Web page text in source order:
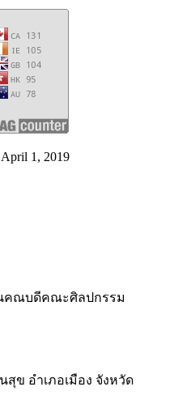
1, 2019
คณบดีคณะศิลปกรรม
ข อำเภอเมือง จังหวัด